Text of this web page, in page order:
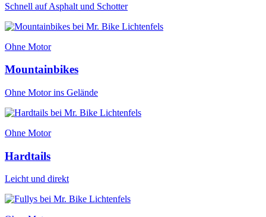
Schnell auf Asphalt und Schotter
Ohne Motor
Mountainbikes
Ohne Motor ins Gelände
Ohne Motor
Hardtails
Leicht und direkt